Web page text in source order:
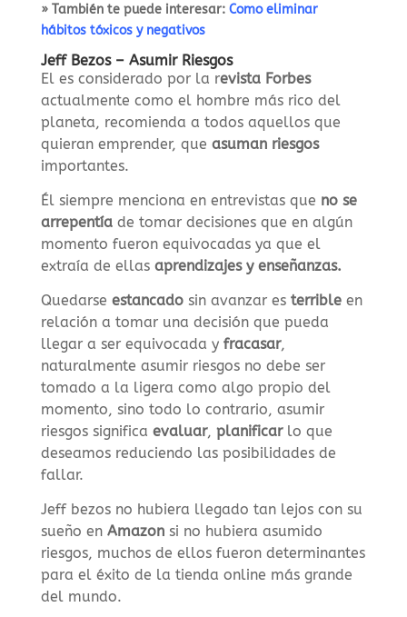
» También te puede interesar: Como eliminar
hábitos tóxicos y negativos
Jeff Bezos – Asumir Riesgos
El es considerado por la revista Forbes
actualmente como el hombre más rico del
planeta, recomienda a todos aquellos que
quieran emprender, que asuman riesgos
importantes.
Él siempre menciona en entrevistas que no se
arrepentíade tomar decisiones que en algún
momento fueron equivocadas ya que el
extraía de ellas aprendizajes y enseñanzas.
Quedarse estancadosin avanzar es terribleen
relación a tomar una decisión que pueda
llegar a ser equivocada y fracasar,
naturalmente asumir riesgos no debe ser
tomado a la ligera como algo propio del
momento, sino todo lo contrario, asumir
riesgos significa evaluar, planificarlo que
deseamos reduciendo las posibilidades de
fallar.
Jeff bezos no hubiera llegado tan lejos con su
sueño en Amazonsi no hubiera asumido
riesgos, muchos de ellos fueron determinantes
para el éxito de la tienda online más grande
del mundo.